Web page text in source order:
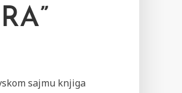
sajmu knjiga